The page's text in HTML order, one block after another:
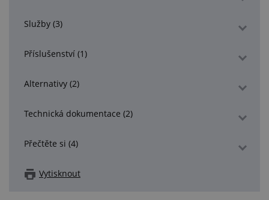
Služby (3)
Příslušenství (1)
Alternativy (2)
Technická dokumentace (2)
Přečtěte si (4)
Vytisknout